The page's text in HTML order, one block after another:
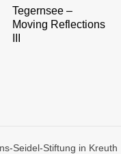
Tegernsee –
Moving Reflections
Seidel-Stiftung in Kreuth